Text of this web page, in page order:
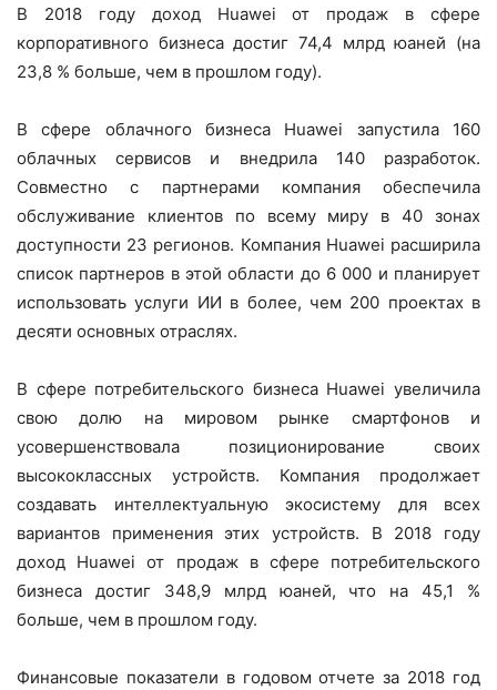
В 2018 году доход Huawei от продаж в сфере
корпоративного бизнеса достиг 74,4 млрд юаней (на
23,8 % больше, чем в прошлом году).
В сфере облачного бизнеса Huawei запустила 160
облачных сервисов и внедрила 140 разработок.
Совместно с партнерами компания обеспечила
обслуживание клиентов по всему миру в 40 зонах
доступности 23 регионов. Компания Huawei расширила
список партнеров в этой области до 6 000 и планирует
использовать услуги ИИ в более, чем 200 проектах в
десяти основных отраслях.
В сфере потребительского бизнеса Huawei увеличила
свою долю на мировом рынке смартфонов и
усовершенствовала позиционирование своих
высококлассных устройств. Компания продолжает
создавать интеллектуальную экосистему для всех
вариантов применения этих устройств. В 2018 году
доход Huawei от продаж в сфере потребительского
бизнеса достиг 348,9 млрд юаней, что на 45,1 %
больше, чем в прошлом году.
Финансовые показатели в годовом отчете за 2018 год